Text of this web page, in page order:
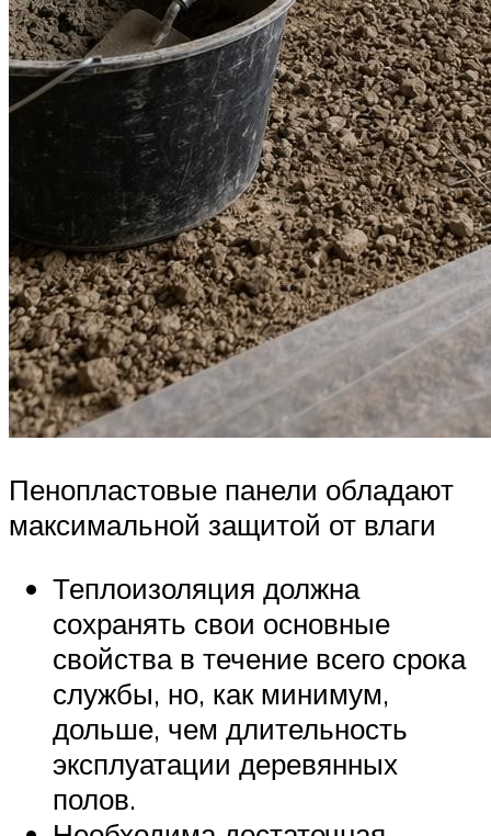
Пенопластовые панели обладают
максимальной защитой от влаги
Теплоизоляция должна
сохранять свои основные
свойства в течение всего срока
службы, но, как минимум,
дольше, чем длительность
эксплуатации деревянных
полов.